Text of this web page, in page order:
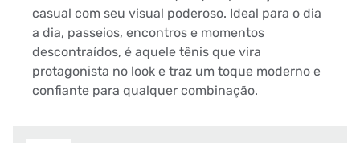
casual com seu visual poderoso. Ideal para o dia
a dia, passeios, encontros e momentos
descontraídos, é aquele tênis que vira
protagonista no look e traz um toque moderno e
confiante para qualquer combinação.